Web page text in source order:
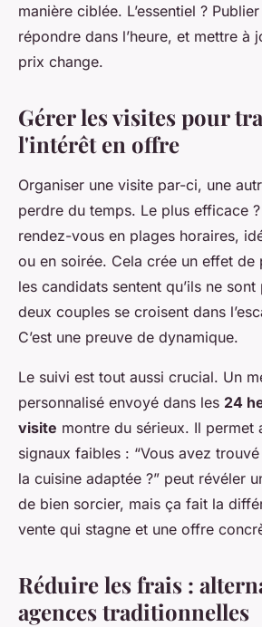
manière ciblée. L’essentiel ?
répondre dans l’heure, et mettre à
prix change.
Gérer les visites pour
l'intérêt en offre
Organiser une visite par-ci, une
perdre du temps. Le plus efficace
rendez-vous en plages horaires,
ou en soirée. Cela crée un effet de
les candidats sentent qu’ils ne
deux couples se croisent dans
C’est une preuve de dynamique.
Le suivi est tout aussi crucial. Un
personnalisé envoyé dans les 24
visite montre du sérieux. Il permet
signaux faibles : “Vous avez trouvé
la cuisine adaptée ?” peut révéler
de bien sorcier, mais ça fait la
vente qui stagne et une offre
Réduire les frais :
agences traditionnelles